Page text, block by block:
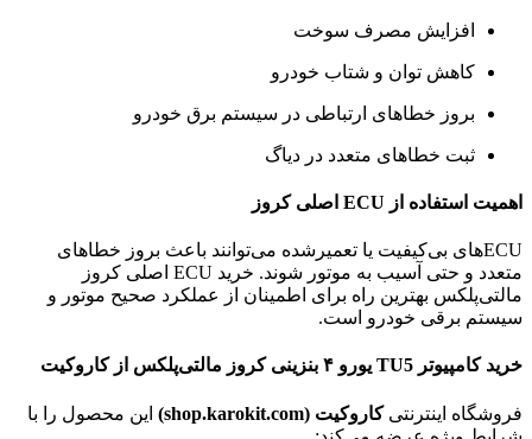
افزایش مصرف سوخت
کاهش توان و شتاب خودرو
بروز خطاهای ارتباطی در سیستم برق خودرو
ثبت خطاهای متعدد در دیاگ
اهمیت استفاده از ECU اصلی کروز
ECUهای بی‌کیفیت یا تعمیرشده می‌توانند باعث بروز خطاهای
متعدد و حتی آسیب به موتور شوند. خرید ECU اصلی کروز
مالتی‌پلکس بهترین راه برای اطمینان از عملکرد صحیح موتور و
سیستم برقی خودرو است.
خرید کامپیوتر TU5 یورو ۴ بنزینی کروز مالتی‌پلکس از کاروکیت
فروشگاه اینترنتیکاروکیت (shop.karokit.com)
این محصول را با